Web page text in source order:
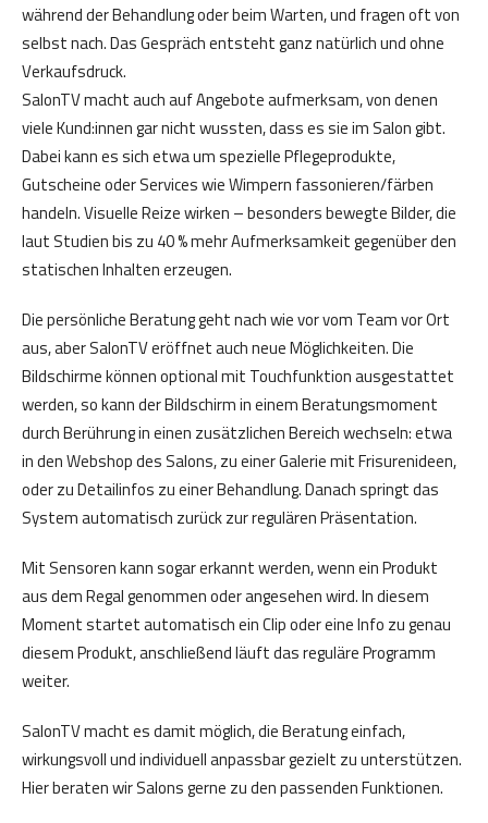
während der Behandlung oder beim Warten, und fragen oft von
selbst nach. Das Gespräch entsteht ganz natürlich und ohne
Verkaufsdruck.
SalonTV macht auch auf Angebote aufmerksam, von denen
viele Kund:innen gar nicht wussten, dass es sie im Salon gibt.
Dabei kann es sich etwa um spezielle Pflegeprodukte,
Gutscheine oder Services wie Wimpern fassonieren/färben
handeln. Visuelle Reize wirken – besonders bewegte Bilder, die
laut Studien bis zu 40 % mehr Aufmerksamkeit gegenüber den
statischen Inhalten erzeugen.
Die persönliche Beratung geht nach wie vor vom Team vor Ort
aus, aber SalonTV eröffnet auch neue Möglichkeiten. Die
Bildschirme können optional mit Touchfunktion ausgestattet
werden, so kann der Bildschirm in einem Beratungsmoment
durch Berührung in einen zusätzlichen Bereich wechseln: etwa
in den Webshop des Salons, zu einer Galerie mit Frisurenideen,
oder zu Detailinfos zu einer Behandlung. Danach springt das
System automatisch zurück zur regulären Präsentation.
Mit Sensoren kann sogar erkannt werden, wenn ein Produkt
aus dem Regal genommen oder angesehen wird. In diesem
Moment startet automatisch ein Clip oder eine Info zu genau
diesem Produkt, anschließend läuft das reguläre Programm
weiter.
SalonTV macht es damit möglich, die Beratung einfach,
wirkungsvoll und individuell anpassbar gezielt zu unterstützen.
Hier beraten wir Salons gerne zu den passenden Funktionen.